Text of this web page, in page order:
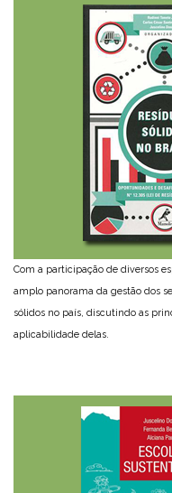
Com a participação de diversos
amplo panorama da gestão dos
sólidos no país, discutindo as
aplicabilidade delas.